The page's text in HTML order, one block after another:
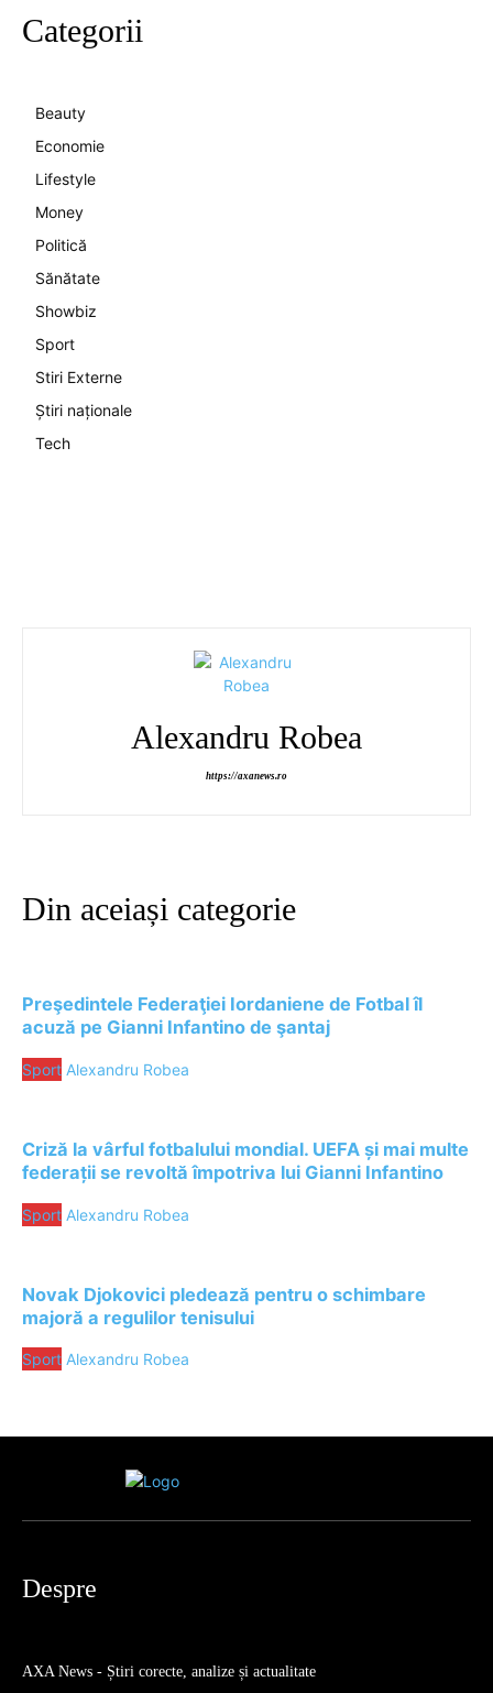
Categorii
Beauty
Economie
Lifestyle
Money
Politică
Sănătate
Showbiz
Sport
Stiri Externe
Știri naționale
Tech
Alexandru Robea
https://axanews.ro
Din aceiași categorie
Preşedintele Federaţiei Iordaniene de Fotbal îl
acuză pe Gianni Infantino de şantaj
Sport Alexandru Robea
Criză la vârful fotbalului mondial. UEFA și mai multe
federații se revoltă împotriva lui Gianni Infantino
Sport Alexandru Robea
Novak Djokovici pledează pentru o schimbare
majoră a regulilor tenisului
Sport Alexandru Robea
Despre
AXA News - Știri corecte, analize și actualitate